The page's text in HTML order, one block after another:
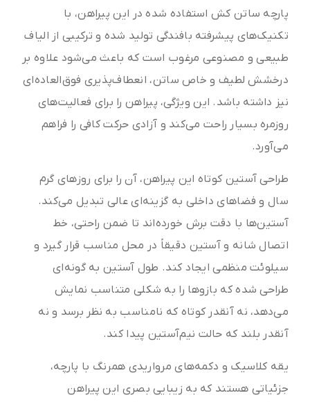
پارچه ساتن کش استفاده شده در این پیراهن، با
تکنیک‌های پیشرفته بافندگی تولید شده و ترکیبی از الیاف
طبیعی و مصنوعی مرغوب است که باعث می‌شود علاوه بر
درخشش لطیف و خاص ساتن، انعطاف‌پذیری فوق‌العاده‌ای
نیز داشته باشد. این ویژگی، پیراهن را برای فعالیت‌های
روزمره بسیار راحت می‌کند و آزادی حرکت کافی را فراهم
می‌آورد.
طراحی آستین کوتاه این پیراهن، آن را برای روزهای گرم
سال و فضاهای داخلی به گزینه‌ای عالی تبدیل می‌کند.
آستین‌ها با دقت برش خورده‌اند تا ضمن راحتی، خط
اتصال شانه و آستین دقیقاً در محل مناسب قرار گیرد و
سیلوئت منظمی ایجاد کند. طول آستین به گونه‌ای
طراحی شده که بازوها را به شکلی متناسب نمایش
می‌دهد، نه آنقدر کوتاه که نامناسب به نظر برسد و نه
آنقدر بلند که حالت نیم‌آستین پیدا کند.
یقه کلاسیک و دکمه‌های مرواریدی همرنگ با پارچه،
جزئیاتی هستند که به زیبایی بصری این پیراهن